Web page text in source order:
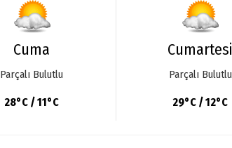
Cuma
Parçalı Bulutlu
28°C / 11°C
Cumartesi
Parçalı Bulutlu
29°C / 12°C